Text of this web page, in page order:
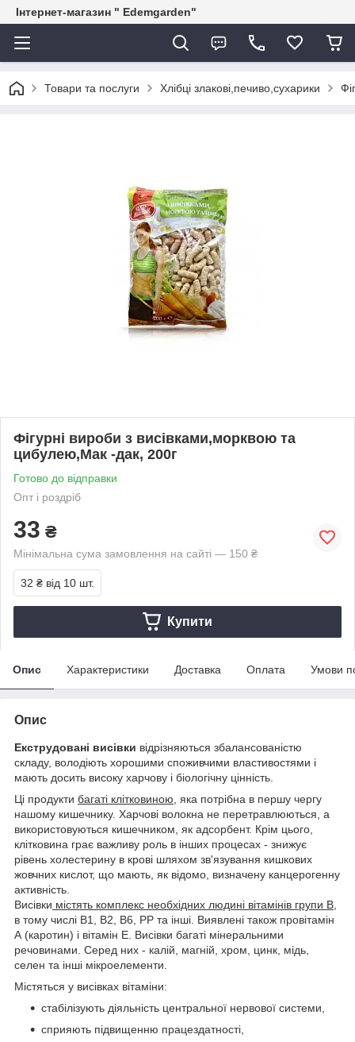
Інтернет-магазин " Edemgarden"
Товари та послуги Хлібці злакові,печиво,сухарики
Фігурні вироби з висівками,морквою та
цибулею,Мак -дак, 200г
Готово до відправки
Опт і роздріб
33 ₴
Мінімальна сума замовлення на сайті — 150 ₴
32 ₴ від 10 шт.
Купити
Опис Характеристики Доставка Оплата Умови
Опис
Екструдовані висівки відрізняються збалансованістю
складу, володіють хорошими споживчими властивостями і
мають досить високу харчову і біологічну цінність.
Ці продукти багаті клітковиною , яка потрібна в першу чергу
нашому кишечнику. Харчові волокна не перетравлюються, а
використовуються кишечником, як адсорбент. Крім цього,
клітковина грає важливу роль в інших процесах - знижує
рівень холестерину в крові шляхом зв'язування кишкових
жовчних кислот, що мають, як відомо, визначену канцерогенну
активність.
Висівки містять комплекс необхідних людині вітамінів групи В
в тому числі B1, B2, B6, PP та інші. Виявлені також провітамін
А (каротин) і вітамін Е. Висівки багаті мінеральними
речовинами. Серед них - калій, магній, хром, цинк, мідь,
селен та інші мікроелементи.
Містяться у висівках вітаміни:
стабілізують діяльність центральної нервової системи,
сприяють підвищенню працездатності,